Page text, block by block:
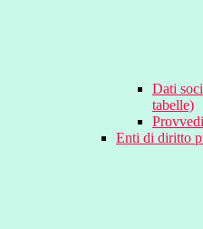
Dati
tabelle)
Enti di diritto